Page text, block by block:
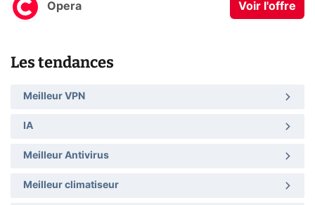
Opera Voir l'offre
Les tendances
Meilleur VPN
IA
Meilleur Antivirus
Meilleur climatiseur